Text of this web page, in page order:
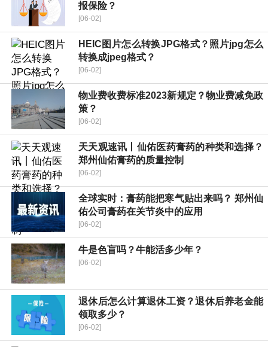
报保险？
[06-02]
HEIC图片怎么转换JPG格式？照片jpg怎么
转换成jpeg格式？
[06-02]
物业费收费标准2023新规定？物业费减免政
策？
[06-02]
天天观速讯丨仙佑医药膏药的种类和选择？
郑州仙佑膏药的质量控制
[06-02]
全球实时：膏药能把寒气贴出来吗？ 郑州仙
佑公司膏药在关节炎中的应用
[06-02]
牛是色盲吗？牛能活多少年？
[06-02]
退休后怎么计算退休工资？退休后养老金能
领取多少？
[06-02]